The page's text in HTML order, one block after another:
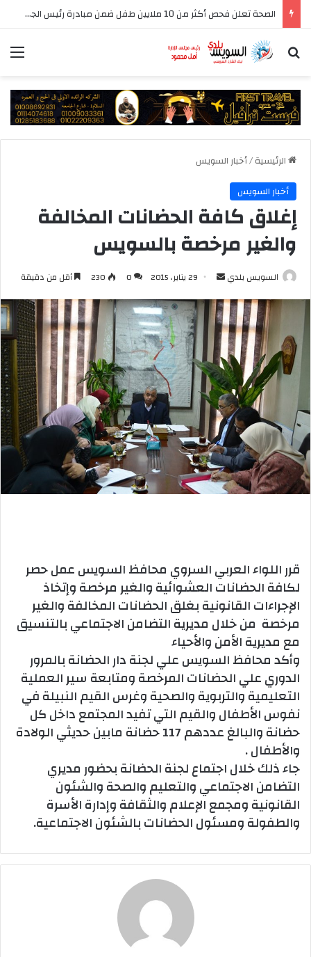
الصحة تعلن فحص أكثر من 10 ملايين طفل ضمن مبادرة رئيس الجمهورية للكشف المبكر وعلاج فقدان السمع لدى حديثي الولادة
بحث عن
الرئيسية/أخبار السويس
أخبار السويس
إغلاق كافة الحضانات المخالفة
والغير مرخصة بالسويس
السويس بلدي
أرسل
إلكترونيا
29 يناير، 2015 0
230 أقل من دقيقة
قرر اللواء العربي السروي محافظ السويس عمل حصر
لكافة الحضانات العشوائية والغير مرخصة وإتخاذ
الإجراءات القانونية بغلق الحضانات المخالفة والغير
مرخصة من خلال مديرية التضامن الاجتماعي بالتنسيق
مع مديرية الأمن والأحياء
وأكد محافظ السويس علي لجنة دار الحضانة بالمرور
الدوري علي الحضانات المرخصة ومتابعة سير العملية
التعليمية والتربوية والصحية وغرس القيم النبيلة في
نفوس الأطفال والقيم التي تفيد المجتمع داخل كل
حضانة والبالغ عددهم 117 حضانة مابين حديثي الولادة
والأطفال .
جاء ذلك خلال اجتماع لجنة الحضانة بحضور مديري
التضامن الاجتماعي والتعليم والصحة والشئون
القانونية ومجمع الإعلام والثقافة وإدارة الأسرة
والطفولة ومسئول الحضانات بالشئون الاجتماعية.